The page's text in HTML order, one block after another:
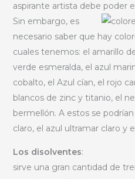
aspirante artista debe poder
Sin embargo, es
necesario saber que hay
cuales tenemos: el amarillo
verde esmeralda, el azul
cobalto, el Azul cían, el rojo
blancos de zinc y titanio, el
bermellón. A estos se
claro, el azul ultramar claro y
Los disolventes:
sirve una gran cantidad de